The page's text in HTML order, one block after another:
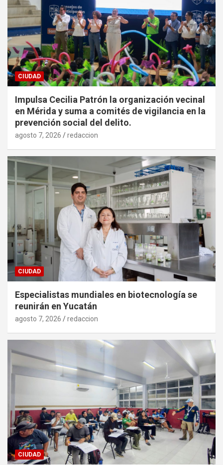
CIUDAD
Impulsa Cecilia Patrón la organización vecinal
en Mérida y suma a comités de vigilancia en la
prevención social del delito.
agosto 7, 2026 redaccion
CIUDAD
Especialistas mundiales en biotecnología se
reunirán en Yucatán
agosto 7, 2026 redaccion
CIUDAD